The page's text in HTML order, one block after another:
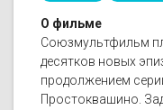
О фильме
Союзмультфильм
десятков новых
продолжением
Простоквашино.